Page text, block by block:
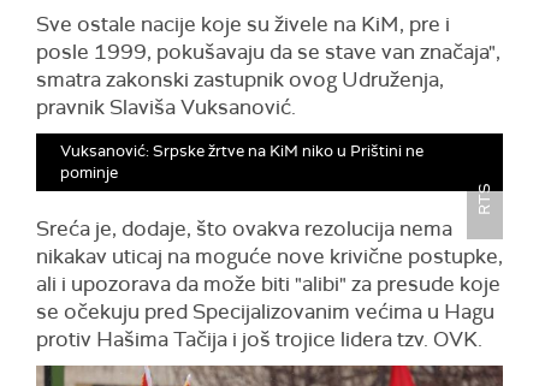
Sve ostale nacije koje su živele na KiM, pre i
posle 1999, pokušavaju da se stave van značaja",
smatra zakonski zastupnik ovog Udruženja,
pravnik Slaviša Vuksanović.
Vuksanović: Srpske žrtve na KiM niko u Prištini ne
pominje
RTS
Sreća je, dodaje, što ovakva rezolucija nema
nikakav uticaj na moguće nove krivične postupke,
ali i upozorava da može biti "alibi" za presude koje
se očekuju pred Specijalizovanim većima u Hagu
protiv Hašima Tačija i još trojice lidera tzv. OVK.